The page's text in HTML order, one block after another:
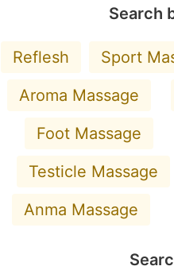
Search
Reflesh Sport
Aroma Massage
Foot Massage
Testicle Massage
Anma Massage